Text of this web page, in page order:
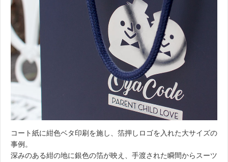
コート紙に紺色ベタ印刷を施し、箔押しロゴを入れた大サイズの
事例。
深みのある紺の地に銀色の箔が映え、手渡された瞬間からスーツ